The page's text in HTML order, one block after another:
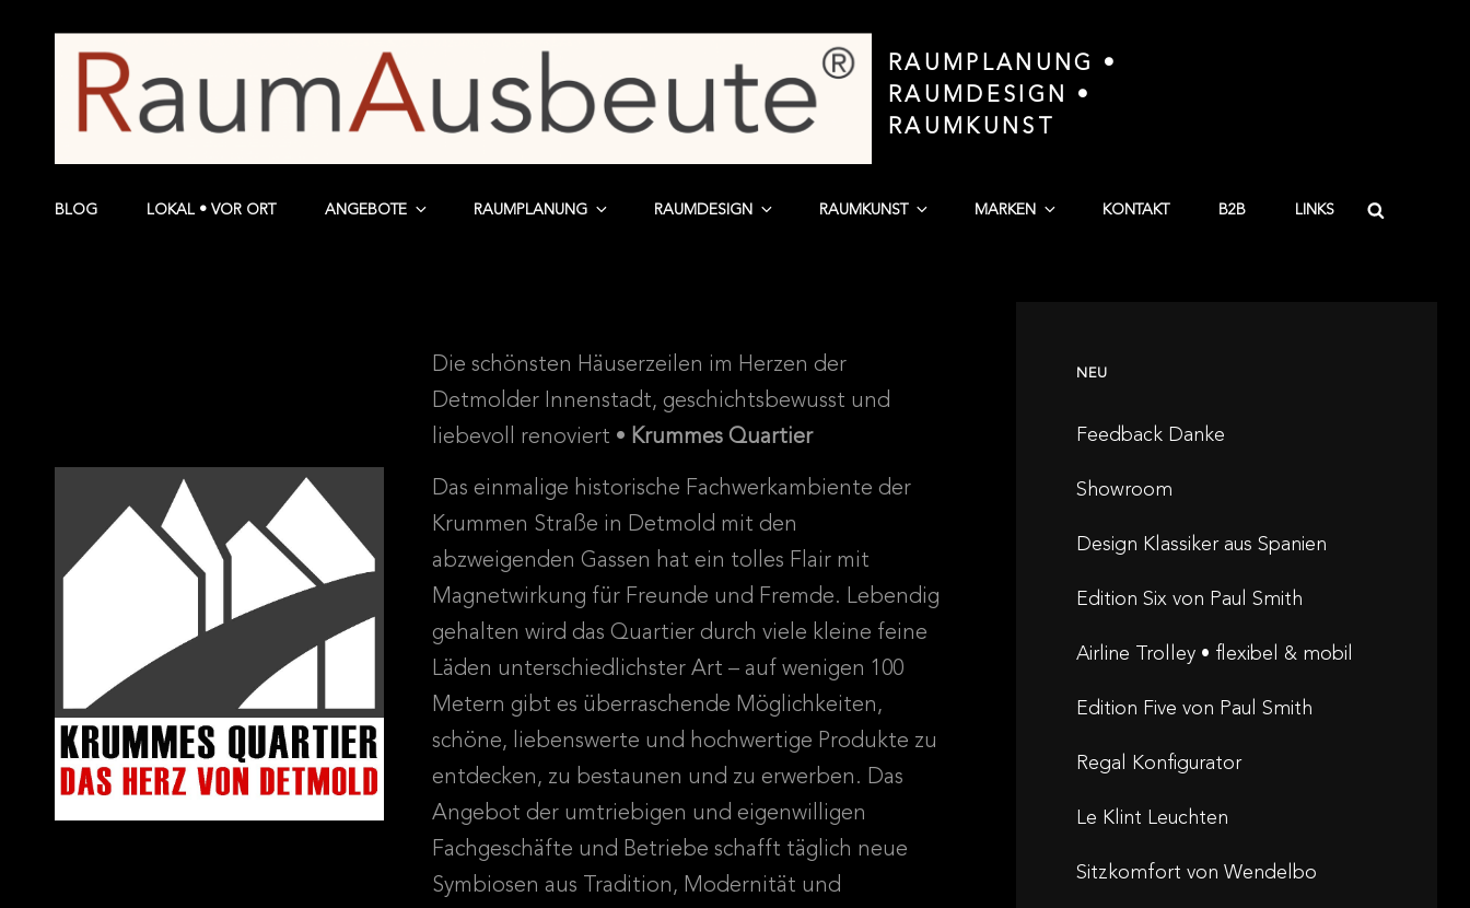
RAUMPLANUNG •
RAUMDESIGN •
RAUMKUNST
BLOG LOKAL • VOR ORT ANGEBOTE RAUMPLANUNG RAUMDESIGN RAUMKUNST MARKEN KONTAKT B2B LINKS
Die schönsten Häuserzeilen im Herzen der
Detmolder Innenstadt, geschichtsbewusst und
liebevoll renoviert • Krummes Quartier
Das einmalige historische Fachwerkambiente der
Krummen Straße in Detmold mit den
abzweigenden Gassen hat ein tolles Flair mit
Magnetwirkung für Freunde und Fremde. Lebendig
gehalten wird das Quartier durch viele kleine feine
Läden unterschiedlichster Art – auf wenigen 100
Metern gibt es überraschende Möglichkeiten,
schöne, liebenswerte und hochwertige Produkte zu
entdecken, zu bestaunen und zu erwerben. Das
Angebot der umtriebigen und eigenwilligen
Fachgeschäfte und Betriebe schafft täglich neue
Symbiosen aus Tradition, Modernität und
NEU
Feedback Danke
Showroom
Design Klassiker aus Spanien
Edition Six von Paul Smith
Airline Trolley • flexibel & mobil
Edition Five von Paul Smith
Regal Konfigurator
Le Klint Leuchten
Sitzkomfort von Wendelbo